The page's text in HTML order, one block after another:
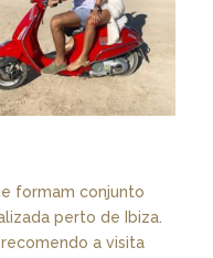
formam conjunto
perto de Ibiza.
a visita